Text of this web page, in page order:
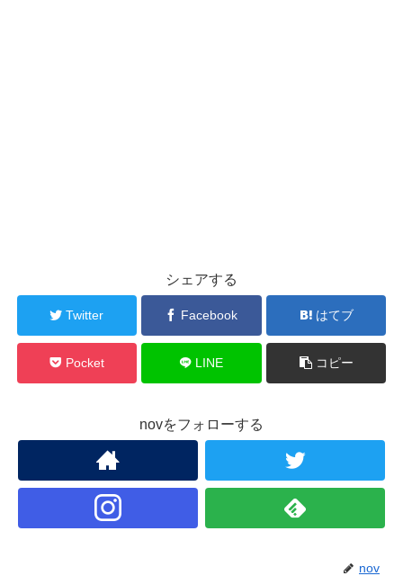
シェアする
Twitter Facebook はてブ
Pocket LINE コピー
novをフォローする
nov